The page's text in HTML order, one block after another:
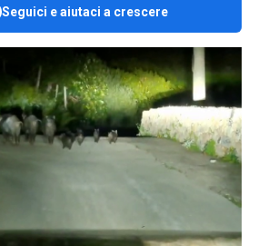
Seguici e aiutaci a crescere